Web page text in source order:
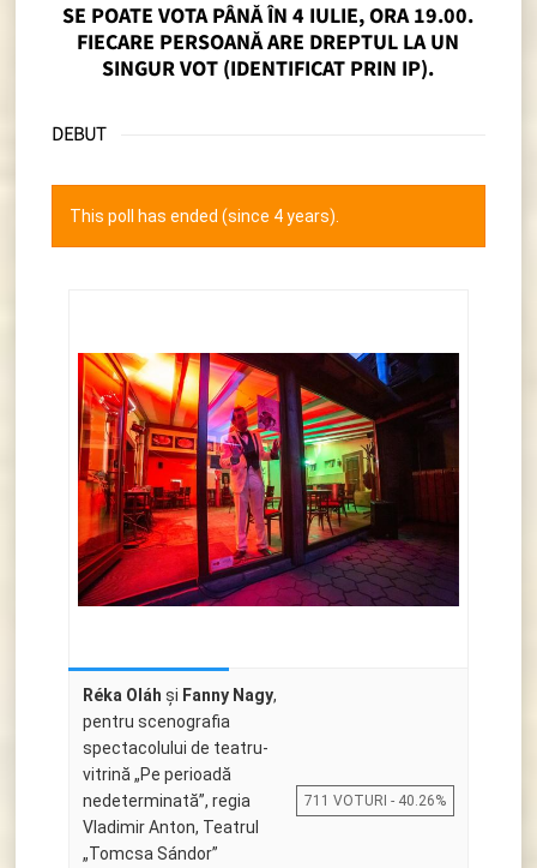
SE POATE VOTA PÂNĂ ÎN 4 IULIE, ORA 19.00.
FIECARE PERSOANĂ ARE DREPTUL LA UN
SINGUR VOT (IDENTIFICAT PRIN IP).
DEBUT
This poll has ended (since 4 years).
Réka Oláh și Fanny Nagy,
pentru scenografia
spectacolului de teatru-
vitrină „Pe perioadă
nedeterminată”, regia
Vladimir Anton, Teatrul
„Tomcsa Sándor”
711 VOTURI - 40.26%